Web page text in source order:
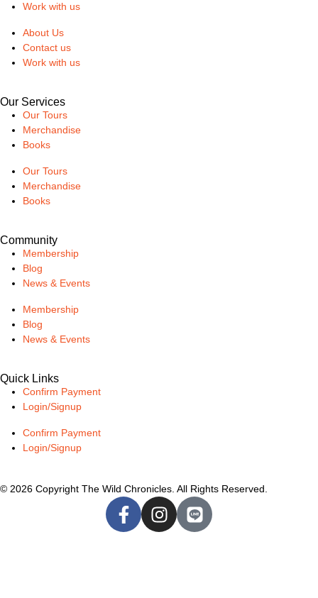
Work with us
About Us
Contact us
Work with us
Our Services
Our Tours
Merchandise
Books
Our Tours
Merchandise
Books
Community
Membership
Blog
News & Events
Membership
Blog
News & Events
Quick Links
Confirm Payment
Login/Signup
Confirm Payment
Login/Signup
© 2026 Copyright The Wild Chronicles. All Rights Reserved.